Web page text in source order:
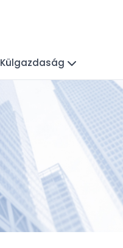
Külgazdaság